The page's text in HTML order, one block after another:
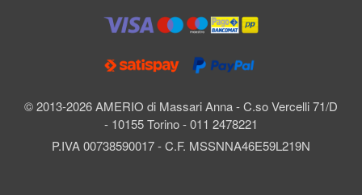
© 2013-2026 AMERIO di Massari Anna - C.so Vercelli 71/D
- 10155 Torino - 011 2478221
P.IVA 00738590017 - C.F. MSSNNA46E59L219N